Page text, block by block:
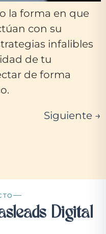
la forma en que
con su
infalibles
de tu
de forma
Siguiente →
Digital